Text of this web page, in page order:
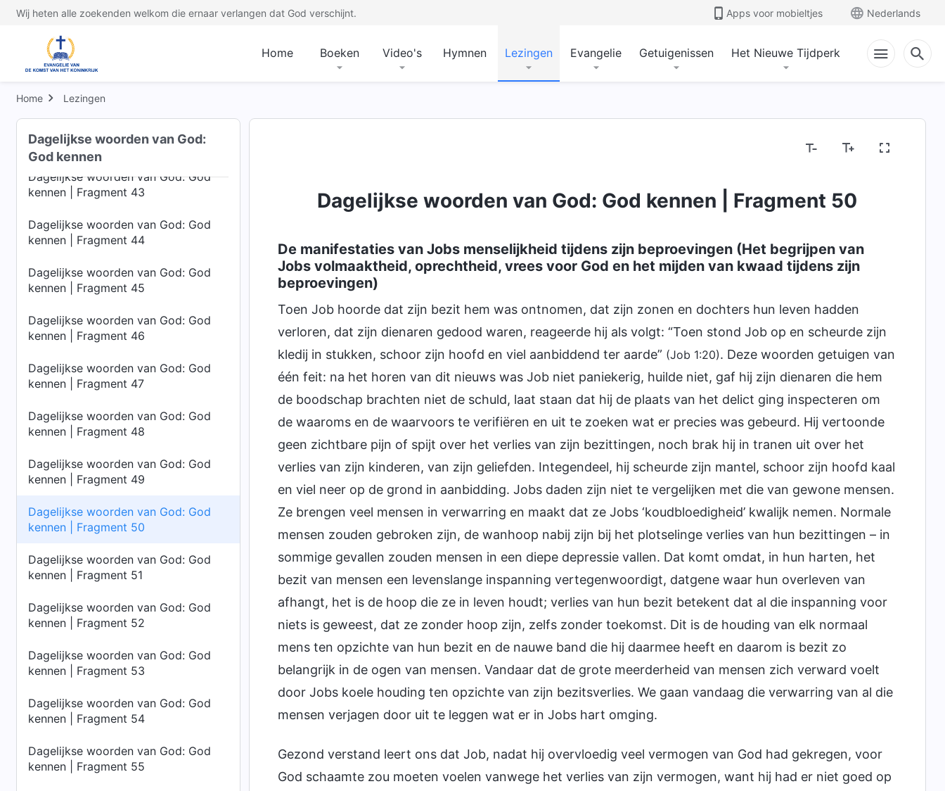
Wij heten alle zoekenden welkom die ernaar verlangen dat God verschijnt. Apps voor mobieltjes Nederlands
Home Boeken Video's Hymnen Lezingen Evangelie Getuigenissen Het Nieuwe Tijdperk
Home Lezingen
Dagelijkse woorden van God:
God kennen
Dagelijkse woorden van God: God
kennen | Fragment 40
kennen | Fragment 41
kennen | Fragment 42
Dagelijkse woorden van God: God
kennen | Fragment 43
Dagelijkse woorden van God: God
kennen | Fragment 44
Dagelijkse woorden van God: God
kennen | Fragment 45
Dagelijkse woorden van God: God
kennen | Fragment 46
Dagelijkse woorden van God: God
kennen | Fragment 47
Dagelijkse woorden van God: God
kennen | Fragment 48
Dagelijkse woorden van God: God
kennen | Fragment 49
Dagelijkse woorden van God: God
kennen | Fragment 50
Dagelijkse woorden van God: God
kennen | Fragment 51
Dagelijkse woorden van God: God
kennen | Fragment 52
Dagelijkse woorden van God: God
kennen | Fragment 53
Dagelijkse woorden van God: God
kennen | Fragment 54
Dagelijkse woorden van God: God
kennen | Fragment 55
Dagelijkse woorden van God: God kennen | Fragment 50
De manifestaties van Jobs menselijkheid tijdens zijn beproevingen (Het begrijpen van
Jobs volmaaktheid, oprechtheid, vrees voor God en het mijden van kwaad tijdens zijn
beproevingen)
Toen Job hoorde dat zijn bezit hem was ontnomen, dat zijn zonen en dochters hun leven hadden
verloren, dat zijn dienaren gedood waren, reageerde hij als volgt: “Toen stond Job op en scheurde zijn
kledij in stukken, schoor zijn hoofd en viel aanbiddend ter aarde” (Job 1:20). Deze woorden getuigen van
één feit: na het horen van dit nieuws was Job niet paniekerig, huilde niet, gaf hij zijn dienaren die hem
de boodschap brachten niet de schuld, laat staan dat hij de plaats van het delict ging inspecteren om
de waaroms en de waarvoors te verifiëren en uit te zoeken wat er precies was gebeurd. Hij vertoonde
geen zichtbare pijn of spijt over het verlies van zijn bezittingen, noch brak hij in tranen uit over het
verlies van zijn kinderen, van zijn geliefden. Integendeel, hij scheurde zijn mantel, schoor zijn hoofd kaal
en viel neer op de grond in aanbidding. Jobs daden zijn niet te vergelijken met die van gewone mensen.
Ze brengen veel mensen in verwarring en maakt dat ze Jobs ‘koudbloedigheid’ kwalijk nemen. Normale
mensen zouden gebroken zijn, de wanhoop nabij zijn bij het plotselinge verlies van hun bezittingen – in
sommige gevallen zouden mensen in een diepe depressie vallen. Dat komt omdat, in hun harten, het
bezit van mensen een levenslange inspanning vertegenwoordigt, datgene waar hun overleven van
afhangt, het is de hoop die ze in leven houdt; verlies van hun bezit betekent dat al die inspanning voor
niets is geweest, dat ze zonder hoop zijn, zelfs zonder toekomst. Dit is de houding van elk normaal
mens ten opzichte van hun bezit en de nauwe band die hij daarmee heeft en daarom is bezit zo
belangrijk in de ogen van mensen. Vandaar dat de grote meerderheid van mensen zich verward voelt
door Jobs koele houding ten opzichte van zijn bezitsverlies. We gaan vandaag die verwarring van al die
mensen verjagen door uit te leggen wat er in Jobs hart omging.
Gezond verstand leert ons dat Job, nadat hij overvloedig veel vermogen van God had gekregen, voor
God schaamte zou moeten voelen vanwege het verlies van zijn vermogen, want hij had er niet goed op